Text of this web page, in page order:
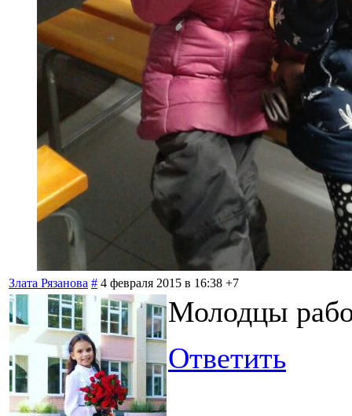
Злата Рязанова # 4 февраля 2015 в 16:38 +7
Молодцы
Ответить